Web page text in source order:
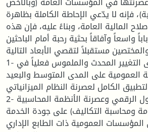
فإنه لا يدّعي الإحاطة الكاملة بظاهرة
المالية العامة، وبناءً عليه، فإن هذه
واسعاً وآفاقاً بحثية رحبة أمام الباحثين
مستقبلاً لتقصي الأبعاد التالية:
1- قياس وتتبع مدى التغيير المحدث والملموس فعلياً في
العمومية على المدى المتوسط والبعيد
الكامل لعصرنة النظام الميزانياتي.
2- دراسة أثر التحول الرقمي وعصرنة الأنظمة المحاسبية
ومحاسبة التكاليف) على جودة الخدمة
العمومية ذات الطابع الإداري